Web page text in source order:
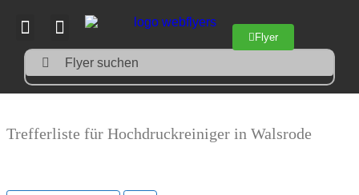
Flyer
Flyer suchen
Trefferliste für Hochdruckreiniger in Walsrode